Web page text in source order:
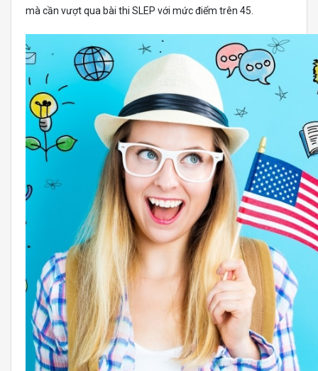
mà cần vượt qua bài thi SLEP với mức điểm trên 45.